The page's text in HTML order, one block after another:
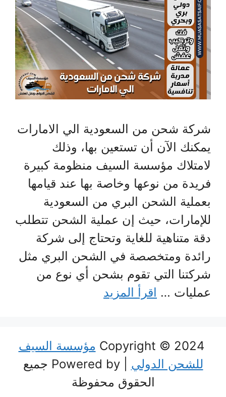
شركة شحن من السعودية الي الامارات
يمكنك الآن أن تستعين بها، وذلك
لامتلاك مؤسسة السيف منظومة كبيرة
فريدة من نوعها وخاصة بها عند قيامها
بعملية الشحن البري من السعودية
للإمارات، حيث إن عملية الشحن تتطلب
دقة متناهية للغاية وتحتاج إلى شركة
رائدة ومتخصصة في الشحن البري مثل
شركتنا التي تقوم بشحن أي نوع من
عمليات … اقرأ المزيد
مؤسسة السيف
للشحن الدولي
| Powered by جميع
الحقوق محفوظة